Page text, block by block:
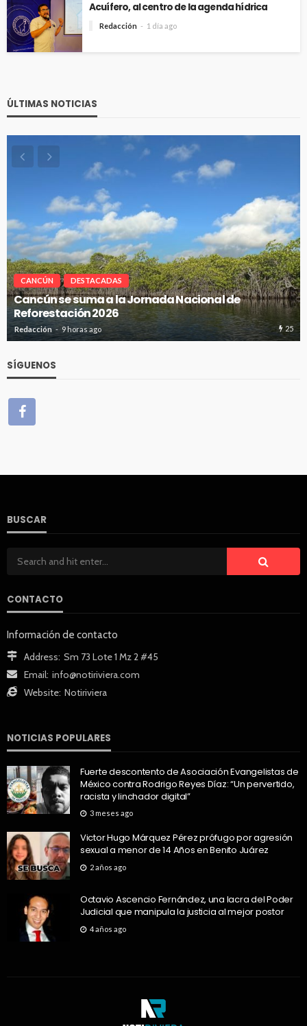
Acuífero, al centro de la agenda hídrica
Redacción 1 día ago
ÚLTIMAS NOTICIAS
CANCÚN DESTACADAS
Cancún se suma a la Jornada Nacional de
Reforestación 2026
Redacción 9 horas ago 25
SÍGUENOS
BUSCAR
CONTACTO
Información de contacto
Address: Sm 73 Lote 1 Mz 2 #45
Email: info@notiriviera.com
Website: Notiriviera
NOTICIAS POPULARES
Fuerte descontento de Asociación Evangelistas de
México contra Rodrigo Reyes Díaz: “Un pervertido,
racista y linchador digital”
3 meses ago
Victor Hugo Márquez Pérez prófugo por agresión
sexual a menor de 14 Años en Benito Juárez
2 años ago
Octavio Ascencio Fernández, una lacra del Poder
Judicial que manipula la justicia al mejor postor
4 años ago